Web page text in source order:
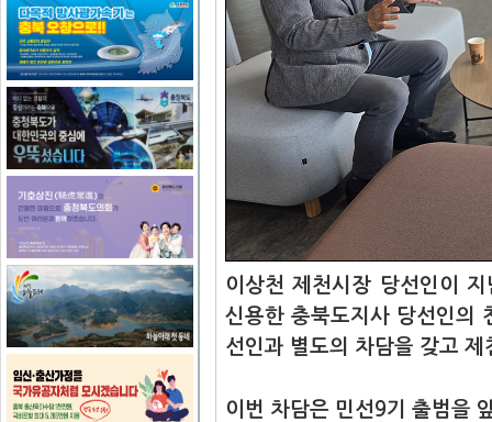
이상천 제천시장 당선인이
신용한 충북도지사 당선인의
선인과 별도의 차담을 갖고
이번 차담은 민선9기 출범을